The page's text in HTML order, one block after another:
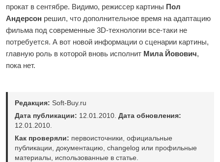
прокат в сентябре. Видимо, режиссер картины Пол
Андерсон решил, что дополнительное время на адаптацию
фильма под современные 3D-технологии все-таки не
потребуется. А вот новой информации о сценарии картины,
главную роль в которой вновь исполнит Мила Йовович,
пока нет.
Редакция: Soft-Buy.ru
Дата публикации: 12.01.2010. Дата обновления:
12.01.2010.
Как проверяли: первоисточники, официальные
публикации, документацию, changelog или профильные
материалы, использованные в статье.